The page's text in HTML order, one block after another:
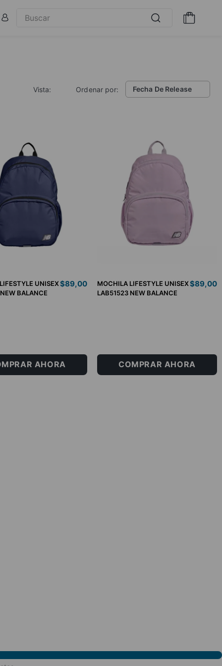
Vista: Ordenar por: Fecha De Release
UNISEX
BALANCE
$89,00
AHORA
MOCHILA LIFESTYLE UNISEX
LAB51523 NEW BALANCE
$89,00
COMPRAR AHORA